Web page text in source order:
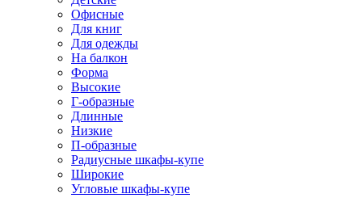
Офисные
Для книг
Для одежды
На балкон
Форма
Высокие
Г-образные
Длинные
Низкие
П-образные
Радиусные шкафы-купе
Широкие
Угловые шкафы-купе